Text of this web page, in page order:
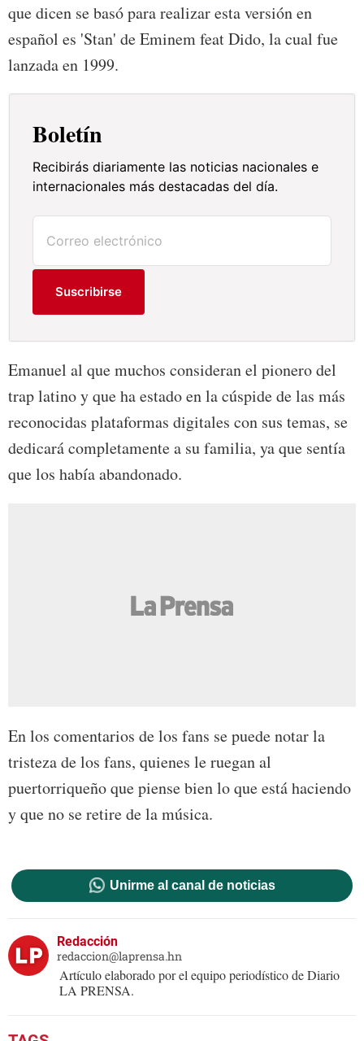
que dicen se basó para realizar esta versión en
español es 'Stan' de Eminem feat Dido, la cual fue
lanzada en 1999.
Boletín
Recibirás diariamente las noticias nacionales e
internacionales más destacadas del día.
Suscribirse
Emanuel al que muchos consideran el pionero del
trap latino y que ha estado en la cúspide de las más
reconocidas plataformas digitales con sus temas, se
dedicará completamente a su familia, ya que sentía
que los había abandonado.
En los comentarios de los fans se puede notar la
tristeza de los fans, quienes le ruegan al
puertorriqueño que piense bien lo que está haciendo
y que no se retire de la música.
Unirme al canal de noticias
Redacción
redaccion@laprensa.hn
Artículo elaborado por el equipo periodístico de Diario
LA PRENSA.